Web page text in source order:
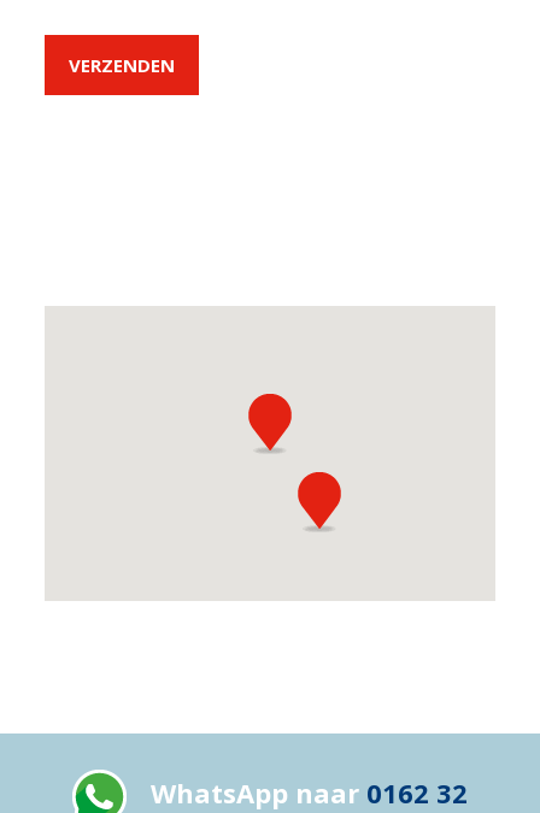
WhatsApp naar 0162 32